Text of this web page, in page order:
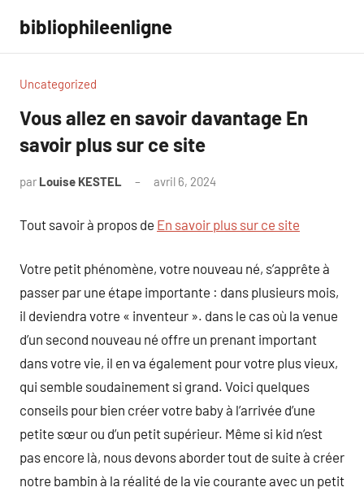
contenu
bibliophileenligne
Uncategorized
Vous allez en savoir davantage En
savoir plus sur ce site
par Louise KESTEL avril 6, 2024
Tout savoir à propos de En savoir plus sur ce site
Votre petit phénomène, votre nouveau né, s’apprête à
passer par une étape importante : dans plusieurs mois,
il deviendra votre « inventeur ». dans le cas où la venue
d’un second nouveau né offre un prenant important
dans votre vie, il en va également pour votre plus vieux,
qui semble soudainement si grand. Voici quelques
conseils pour bien créer votre baby à l’arrivée d’une
petite sœur ou d’un petit supérieur. Même si kid n’est
pas encore là, nous devons aborder tout de suite à créer
notre bambin à la réalité de la vie courante avec un petit